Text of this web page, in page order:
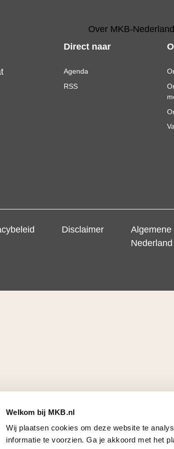
Welkom bij MKB.nl
Wij plaatsen cookies om deze website te
informatie te voorzien. Ga je akkoord met het
Over MKB-Nederland
Direct naar
Agenda
RSS
Disclaimer
Algemene
Nederland